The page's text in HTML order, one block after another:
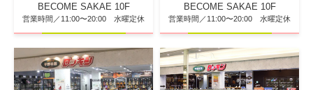
BECOME SAKAE 10F
営業時間／11:00〜20:00 水曜定休
BECOME SAKAE 10F
営業時間／11:00〜20:00 水曜定休